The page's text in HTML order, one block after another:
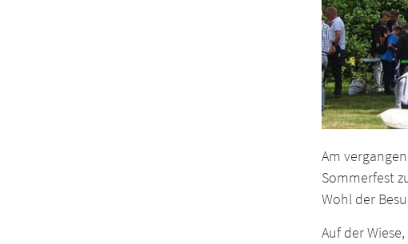
Am
Sommerfest
Wohl der
Auf der